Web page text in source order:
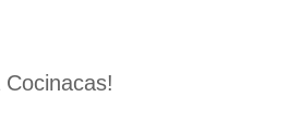
Cocinacas!